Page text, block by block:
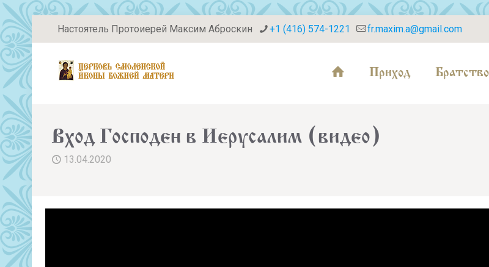
Настоятель Протоиерей Максим Аброскин +1 (416) 574-1221 fr.maxim.a@gmail.com
Приход Братство
Вход Господен в Иерусалим (видео)
13.04.2020